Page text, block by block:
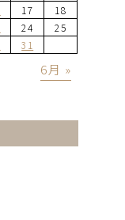
17
18
24
25
31
6月 »